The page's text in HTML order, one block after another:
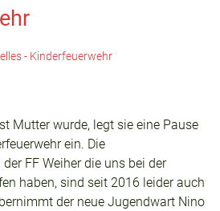
- Kinderfeuerwehr
Mutter wurde, legt sie eine Pause
ein. Die
FF Weiher die uns bei der
haben, sind seit 2016 leider auch
der neue Jugendwart Nino